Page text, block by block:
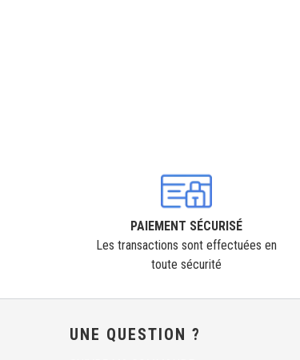
PAIEMENT SÉCURISÉ
Les transactions sont effectuées en
toute sécurité
UNE QUESTION ?